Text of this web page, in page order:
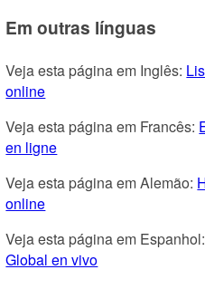
Em outras línguas
Veja esta página em Inglês:
online
Veja esta página em Francês:
en ligne
Veja esta página em Alemão:
online
Veja esta página em Espanhol:
Global en vivo